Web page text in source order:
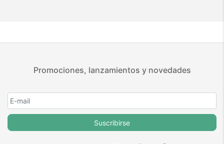
Promociones, lanzamientos y novedades
Suscribirse